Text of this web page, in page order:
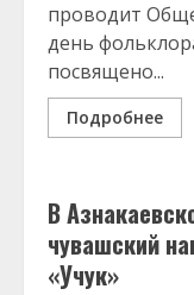
проводит
день
посвящено...
Подробнее
В
чувашский
«Учук»